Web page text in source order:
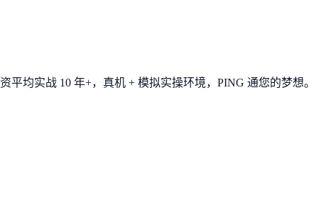
均实战 10 年+，真机 + 模拟实操环境， PING 通您的梦想。